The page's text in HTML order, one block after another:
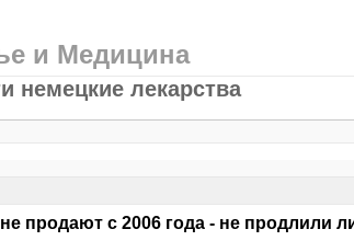
и Медицина
немецкие лекарства
продают с 2006 года - не продлили